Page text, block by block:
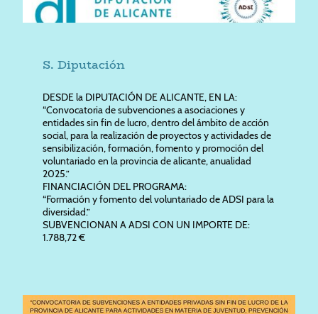
S. Diputación
DESDE la DIPUTACIÓN DE ALICANTE, EN LA:
“Convocatoria de subvenciones a asociaciones y
entidades sin fin de lucro, dentro del ámbito de acción
social, para la realización de proyectos y actividades de
sensibilización, formación, fomento y promoción del
voluntariado en la provincia de alicante, anualidad
2025.”
FINANCIACIÓN DEL PROGRAMA:
“Formación y fomento del voluntariado de ADSI para la
diversidad.”
SUBVENCIONAN A ADSI CON UN IMPORTE DE:
1.788,72 €